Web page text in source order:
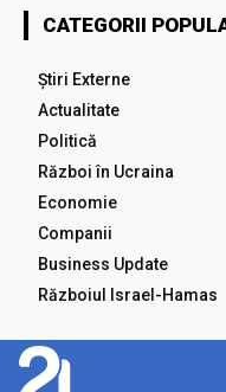
CATEGORII
Știri Externe
Actualitate
Politică
Război în Ucraina
Economie
Companii
Business Update
Războiul Israel-Hamas